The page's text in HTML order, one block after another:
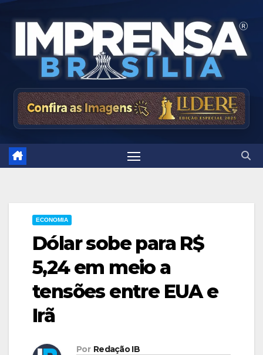
ECONOMIA
Dólar sobe para R$
5,24 em meio a
tensões entre EUA e
Irã
Por Redação IB